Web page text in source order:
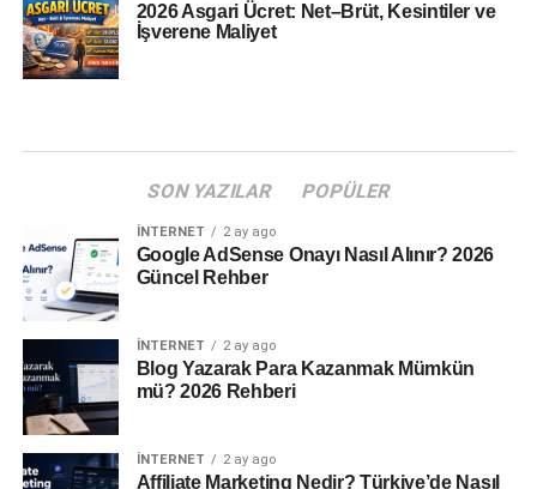
2026 Asgari Ücret: Net–Brüt, Kesintiler ve
İşverene Maliyet
SON YAZILAR POPÜLER
İNTERNET 2 ay ago
Google AdSense Onayı Nasıl Alınır? 2026
Güncel Rehber
İNTERNET 2 ay ago
Blog Yazarak Para Kazanmak Mümkün
mü? 2026 Rehberi
İNTERNET 2 ay ago
Affiliate Marketing Nedir? Türkiye’de Nasıl